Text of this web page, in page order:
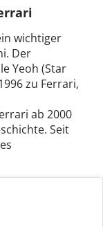
wichtiger
Der
Yeoh (Star
zu Ferrari,
ab 2000
Seit